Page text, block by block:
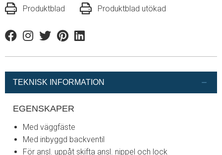
Produktblad Produktblad utökad
FacebookInstagram
TwitterPinterestLinkedin
TEKNISK INFORMATION
EGENSKAPER
Med väggfäste
Med inbyggd backventil
För ansl. uppåt skifta ansl. nippel och lock